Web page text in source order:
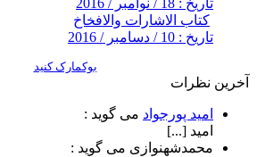
کتاب الاشارات والافخاخ
تاریخ : 10 / دسامبر / 2016
بوکمارک کنید
آخرین نظرات
امید پورجواد می گوید :
امید [...]
محمدشهنوازی می گوید :